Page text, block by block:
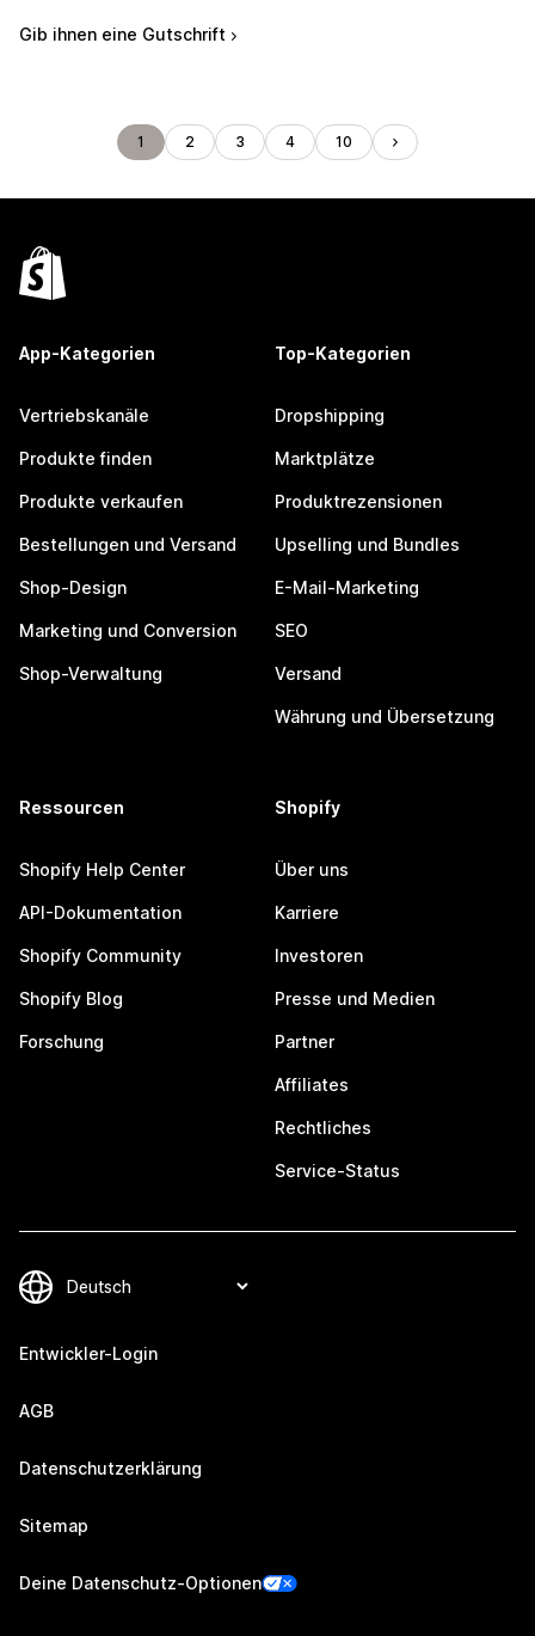
Gib ihnen eine Gutschrift
1 2 3 4 10
App-Kategorien
Vertriebskanäle
Produkte finden
Produkte verkaufen
Bestellungen und Versand
Shop-Design
Marketing und Conversion
Shop-Verwaltung
Top-Kategorien
Dropshipping
Marktplätze
Produktrezensionen
Upselling und Bundles
E-Mail-Marketing
SEO
Versand
Währung und Übersetzung
Ressourcen
Shopify Help Center
API-Dokumentation
Shopify Community
Shopify Blog
Forschung
Shopify
Über uns
Karriere
Investoren
Presse und Medien
Partner
Affiliates
Rechtliches
Service-Status
Entwickler-Login
AGB
Datenschutzerklärung
Sitemap
Deine Datenschutz-Optionen